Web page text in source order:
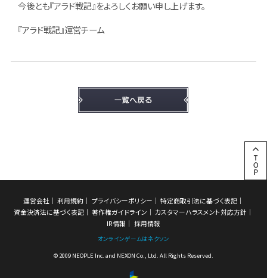
今後とも『アラド戦記』をよろしくお願い申し上げます。
『アラド戦記』運営チーム
運営会社 利用規約 プライバシーポリシー
特定商取引法に基づく表記
資金決済法に基づく表記
著作権ガイドライン
カスタマーハラスメント対応方針
IR情報
採用情報
オンラインゲームはネクソン
© 2009 NEOPLE Inc. and NEXON Co., Ltd. All Rights Reserved.